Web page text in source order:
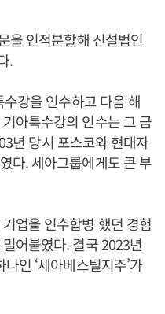
을 인적분할해 신설법인
.
강을 인수하고 다음 해
아특수강의 인수는 그 금
년 당시 포스코와 현대자
다. 세아그룹에게도 큰 부
업을 인수합병 했던 경험
어붙였다. 결국 2023년
인 ‘세아베스틸지주’가